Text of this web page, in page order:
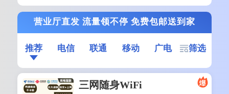
营业厅直发 流量领不停 免费包邮送到家
推荐 电信 联通 移动 广电 筛选
三网随身WiFi